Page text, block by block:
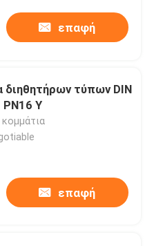
επαφή
διηθητήρων τύπων DIN
PN16 Υ
επαφή